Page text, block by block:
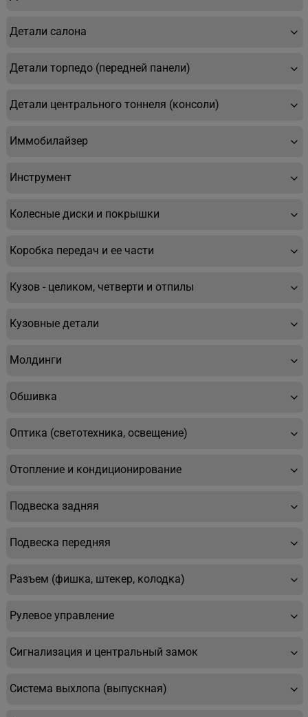
Детали салона
Детали торпедо (передней панели)
Детали центрального тоннеля (консоли)
Иммобилайзер
Инструмент
Колесные диски и покрышки
Коробка передач и ее части
Кузов - целиком, четверти и отпилы
Кузовные детали
Молдинги
Обшивка
Оптика (светотехника, освещение)
Отопление и кондиционирование
Подвеска задняя
Подвеска передняя
Разъем (фишка, штекер, колодка)
Рулевое управление
Сигнализация и центральный замок
Система выхлопа (выпускная)